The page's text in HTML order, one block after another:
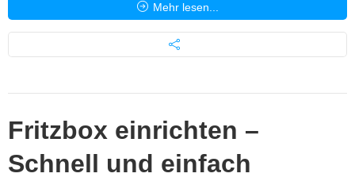
Mehr lesen...
Fritzbox einrichten –
Schnell und einfach